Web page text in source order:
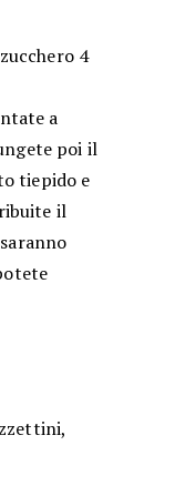
4
a
poi il
tiepido e
il